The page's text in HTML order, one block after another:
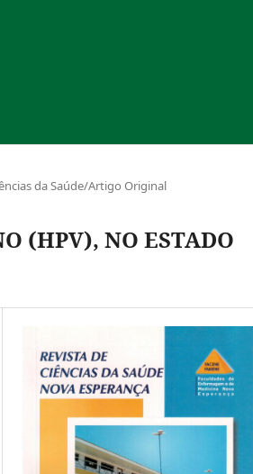
da Saúde/Artigo Original
(HPV), NO ESTADO